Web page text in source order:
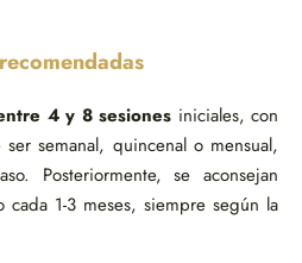
4 y 8 sesiones iniciales, con
semanal, quincenal o mensual,
Posteriormente, se aconsejan
cada 1-3 meses, siempre según la